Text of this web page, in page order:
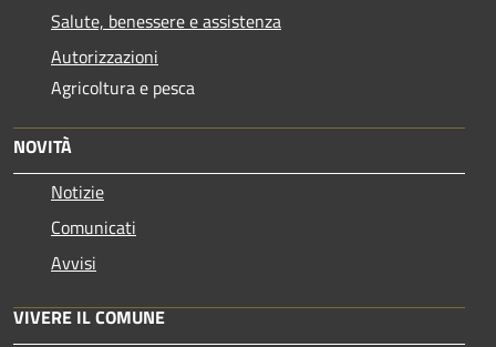
Salute, benessere e assistenza
Autorizzazioni
Agricoltura e pesca
NOVITÀ
Notizie
Comunicati
Avvisi
VIVERE IL COMUNE